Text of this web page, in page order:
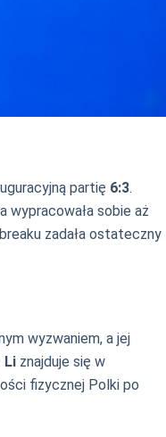
partię 6:3.
wypracowała sobie aż
zadała ostateczny
wyzwaniem, a jej
Li znajduje się w
fizycznej Polki po